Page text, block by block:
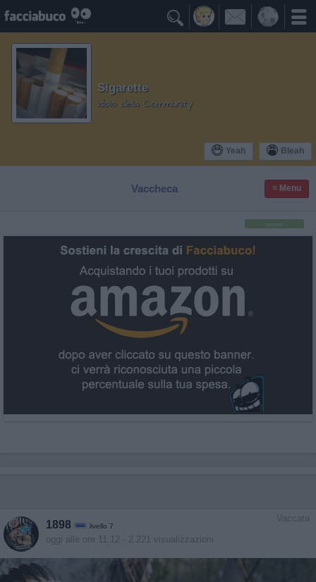

Yeah Bleah
Sigarette
Idolo della Community
Vaccheca ≡ Menu
Vaccata
1898 livello 7
oggi alle ore 11:12 - 2.221 visualizzazioni